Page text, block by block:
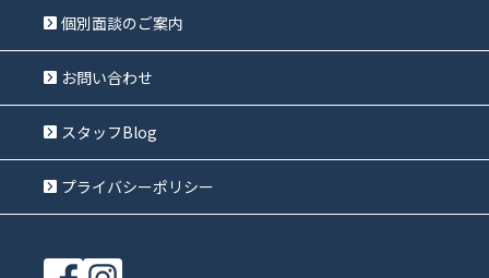
個別面談のご案内
お問い合わせ
スタッフBlog
プライバシーポリシー